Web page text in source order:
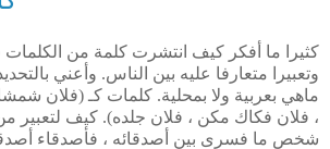
كثيرا ما أفكر كيف انتشرت كلمة من
وتعبيرا متعارفا عليه بين الناس. وأعني
ماهي بعربية ولا بمحلية. كلمات كـ (فلان
، فلان فكاك مكن ، فلان جلده). كيف لتعبير
شخص ما فسرى بين أصدقائه ، فأصدقاء